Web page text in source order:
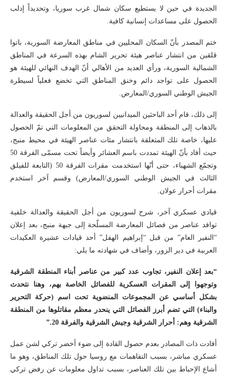
الجديدة في حين لا يستطيع سكان شمال غرب سوريا، وتحديداً إدلب
الحصول على مساعدات إنسانية كافية.
ختم المصدر بأنّ السكان المحليين في مناطق المعارضة السورية، باتوا
قلقين من انتشار عناصر هيئة تحرير الشام بهذه السرعة في المناطق
الشمالية السورية، ورأي العديد من الأهالي أنّ الهدف النهائي للهيئة هو
الحصول على تواجد دائم وخنق المناطق التي تخضع فعلياً لسيطرة
الجيش الوطني السوري/المعارض.
إلى ذلك، قام أحد الباحثين الميدانيين لسوريون من أجل الحقيقة والعدالة
بالذهاب إلى المنطقة ومحاولة التحقق من المعلومات التي تمّ الحصول
عليها، خاصة تلك المتعلقة بانتشار مئات عناصر الهيئة في محيط منبج،
حيث أفاد بأنّ الهيئة تمددت باسم العشائر وأيضاً تحت مسمّى الفرقة 50
وتجمّع الشهباء، حتى أنّها استخدمت مقرات الفرقة 50 (التابعة للفيلق
الثالث في الجيش الوطني السوري/المعارض) وقسم آخر استخدم
مقرات أحرار عولان.
قيادي عسكري آخر، شرح لسوريون من أجل الحقيقة والعدالة خلفية
توافد عناصر من فصائل المعارضة المسلّحة إلى جبهة منبج، بعد إعلان
“النفير العام” من قبل “إبراهيم الهفل” أحد قيادات عشيرة العكيدات
العربية في دير الزور، وأضاف في شهادته ما يلي:
“بعد إعلان النفير، تجاوب عدد كبير من عناصر أبناء المنطقة الشرقية
وتوجهوا إلى المقرات العسكرية للفصائل الخاصة بهم، وهنا نتحدث
بشكل أساسي عن المجموعات المنضوية تحت اسم (حركة التحرير
والبناء) التي تضم أبرز الفصائل التي ينحدر معظم مقاتلوها من المنطقة
الشرقية وهم: أحرار الشرقية وجيش الشرقية والفرقة 20.”
أفادت ذات المصادر بعدم حصول القادة إلى ضوء أخضر تركي لشن عمل
عسكري مباشر، بسبب التفاهمات مع روسيا حول تلك المناطق، وهو ما
أشاع الإحباط بين تلك العناصر، بسبب تداول معلومات عن رفض تركي